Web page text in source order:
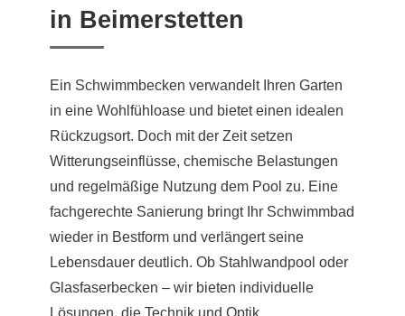
in Beimerstetten
Ein Schwimmbecken verwandelt Ihren Garten
in eine Wohlfühloase und bietet einen idealen
Rückzugsort. Doch mit der Zeit setzen
Witterungseinflüsse, chemische Belastungen
und regelmäßige Nutzung dem Pool zu. Eine
fachgerechte Sanierung bringt Ihr Schwimmbad
wieder in Bestform und verlängert seine
Lebensdauer deutlich. Ob Stahlwandpool oder
Glasfaserbecken – wir bieten individuelle
Lösungen, die Technik und Optik